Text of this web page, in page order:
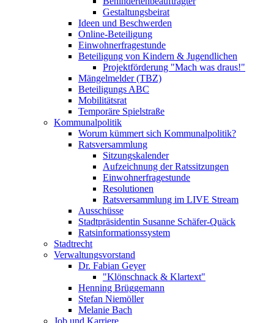
Gestaltungsbeirat
Ideen und Beschwerden
Online-Beteiligung
Einwohnerfragestunde
Beteiligung von Kindern & Jugendlichen
Projektförderung "Mach was draus!"
Mängelmelder (TBZ)
Beteiligungs ABC
Mobilitätsrat
Temporäre Spielstraße
Kommunalpolitik
Worum kümmert sich Kommunalpolitik?
Ratsversammlung
Sitzungskalender
Aufzeichnung der Ratssitzungen
Einwohnerfragestunde
Resolutionen
Ratsversammlung im LIVE Stream
Ausschüsse
Stadtpräsidentin Susanne Schäfer-Quäck
Ratsinformationssystem
Stadtrecht
Verwaltungsvorstand
Dr. Fabian Geyer
"Klönschnack & Klartext"
Henning Brüggemann
Stefan Niemöller
Melanie Bach
Job und Karriere